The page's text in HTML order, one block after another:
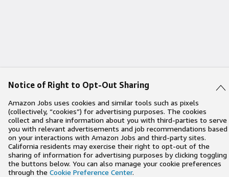
Notice of Right to Opt-Out Sharing
Amazon Jobs uses cookies and similar tools such as pixels
(collectively, “cookies”) for advertising purposes. The cookies
collect and share information about you with third-parties to serve
you with relevant advertisements and job recommendations based
on your interactions with Amazon Jobs and third-party sites.
California residents may exercise their right to opt-out of the
sharing of information for advertising purposes by clicking toggling
the buttons below. You can also manage your cookie preferences
through the Cookie Preference Center.